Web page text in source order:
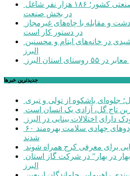
در بخش صنعت
در دستور کار است
البرز
استان البرز
جديدترين خبرها
جلوه‌ای باشکوه از تولی و تبری
تاج گل، آزادی یک انسان است
۶۰ هزار البرزی از خدمات اردوهای جهادی سلامت بهره‌مند
شدند
برای معرفی کرج همراه شوند
البرز